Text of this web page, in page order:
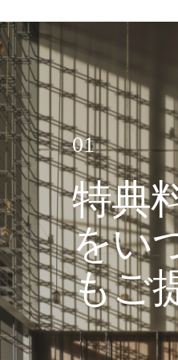
パン パシフ
リー
概要
グローバルホーム
01
特典
をい
もご